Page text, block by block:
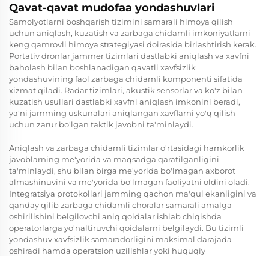
Qavat-qavat mudofaa yondashuvlari
Samolyotlarni boshqarish tizimini samarali himoya qilish
uchun aniqlash, kuzatish va zarbaga chidamli imkoniyatlarni
keng qamrovli himoya strategiyasi doirasida birlashtirish kerak.
Portativ dronlar jammer tizimlari dastlabki aniqlash va xavfni
baholash bilan boshlanadigan qavatli xavfsizlik
yondashuvining faol zarbaga chidamli komponenti sifatida
xizmat qiladi. Radar tizimlari, akustik sensorlar va ko'z bilan
kuzatish usullari dastlabki xavfni aniqlash imkonini beradi,
ya'ni jamming uskunalari aniqlangan xavflarni yo'q qilish
uchun zarur bo'lgan taktik javobni ta'minlaydi.
Aniqlash va zarbaga chidamli tizimlar o'rtasidagi hamkorlik
javoblarning me'yorida va maqsadga qaratilganligini
ta'minlaydi, shu bilan birga me'yorida bo'lmagan axborot
almashinuvini va me'yorida bo'lmagan faoliyatni oldini oladi.
Integratsiya protokollari jamming qachon ma'qul ekanligini va
qanday qilib zarbaga chidamli choralar samarali amalga
oshirilishini belgilovchi aniq qoidalar ishlab chiqishda
operatorlarga yo'naltiruvchi qoidalarni belgilaydi. Bu tizimli
yondashuv xavfsizlik samaradorligini maksimal darajada
oshiradi hamda operatsion uzilishlar yoki huquqiy